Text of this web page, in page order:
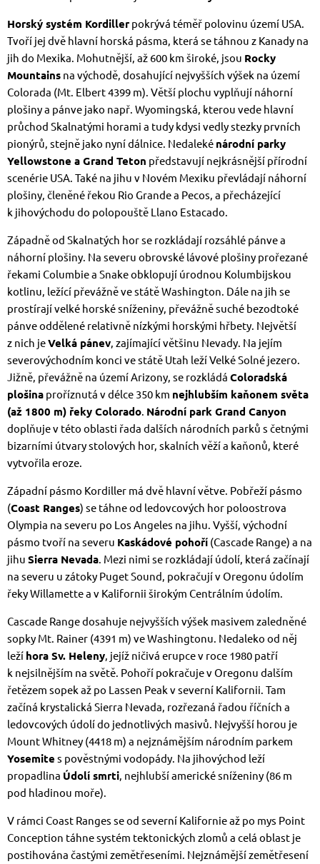
Horský systém Kordiller pokrývá téměř polovinu území USA.
Tvoří jej dvě hlavní horská pásma, která se táhnou z Kanady na
jih do Mexika. Mohutnější, až 600 km široké, jsou Rocky
Mountains na východě, dosahující nejvyšších výšek na území
Colorada (Mt. Elbert 4399 m). Větší plochu vyplňují náhorní
plošiny a pánve jako např. Wyomingská, kterou vede hlavní
průchod Skalnatými horami a tudy kdysi vedly stezky prvních
pionýrů, stejně jako nyní dálnice. Nedaleké národní parky
Yellowstone a Grand Teton představují nejkrásnější přírodní
scenérie USA. Také na jihu v Novém Mexiku převládají náhorní
plošiny, členěné řekou Rio Grande a Pecos, a přecházející
k jihovýchodu do polopouště Llano Estacado.
Západně od Skalnatých hor se rozkládají rozsáhlé pánve a
náhorní plošiny. Na severu obrovské lávové plošiny prořezané
řekami Columbie a Snake obklopují úrodnou Kolumbijskou
kotlinu, ležící převážně ve státě Washington. Dále na jih se
prostírají velké horské sníženiny, převážně suché bezodtoké
pánve oddělené relativně nízkými horskými hřbety. Největší
z nich jeVelká pánev, zajímající většinu Nevady. Na jejím
severovýchodním konci ve státě Utah leží Velké Solné jezero.
Jižně, převážně na území Arizony, se rozkládá Coloradská
plošina proříznutá v délce 350 km nejhlubším kaňonem světa
(až 1800 m) řeky Colorado. Národní park Grand Canyon
doplňuje v této oblasti řada dalších národních parků s četnými
bizarními útvary stolových hor, skalních věží a kaňonů, které
vytvořila eroze.
Západní pásmo Kordiller má dvě hlavní větve. Pobřeží pásmo
(Coast Ranges) se táhne od ledovcových hor poloostrova
Olympia na severu po Los Angeles na jihu. Vyšší, východní
pásmo tvoří na severu Kaskádové pohoří (Cascade Range) a na
jihu Sierra Nevada. Mezi nimi se rozkládají údolí, která začínají
na severu u zátoky Puget Sound, pokračují v Oregonu údolím
řeky Willamette a v Kalifornii širokým Centrálním údolím.
Cascade Range dosahuje nejvyšších výšek masivem zaledněné
sopky Mt. Rainer (4391 m) ve Washingtonu. Nedaleko od něj
leží hora Sv. Heleny, jejíž ničivá erupce v roce 1980 patří
k nejsilnějším na světě. Pohoří pokračuje v Oregonu dalším
řetězem sopek až po Lassen Peak v severní Kalifornii. Tam
začíná krystalická Sierra Nevada, rozřezaná řadou říčních a
ledovcových údolí do jednotlivých masivů. Nejvyšší horou je
Mount Whitney (4418 m) a nejznámějším národním parkem
Yosemite s pověstnými vodopády. Na jihovýchod leží
propadlina Údolí smrti, nejhlubší americké sníženiny (86 m
pod hladinou moře).
V rámci Coast Ranges se od severní Kalifornie až po mys Point
Conception táhne systém tektonických zlomů a celá oblast je
postihována častými zemětřeseními. Nejznámější zemětřesení